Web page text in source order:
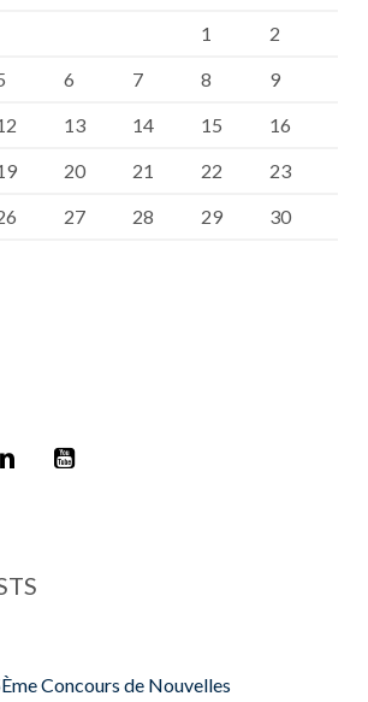
1
2
6 7 8
9
13 14 15
16
20 21 22
23
27 28 29
30
Concours de Nouvelles